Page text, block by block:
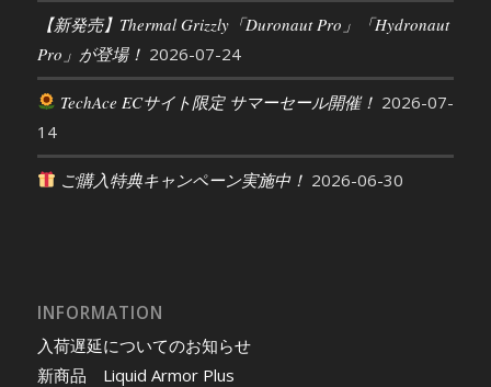
【新発売】Thermal Grizzly「Duronaut Pro」「Hydronaut
Pro」が登場！ 2026-07-24
TechAce ECサイト限定 サマーセール開催！ 2026-07-
14
ご購入特典キャンペーン実施中！ 2026-06-30
INFORMATION
入荷遅延についてのお知らせ
新商品 Liquid Armor Plus